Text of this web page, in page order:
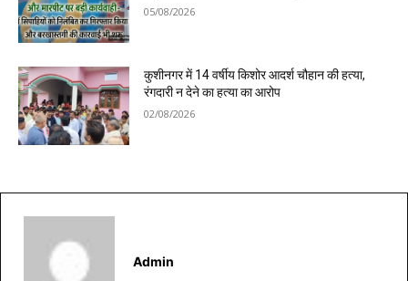
05/08/2026
कुशीनगर में 14 वर्षीय किशोर आदर्श चौहान की हत्या,
रंगदारी न देने का हत्या का आरोप
02/08/2026
Admin